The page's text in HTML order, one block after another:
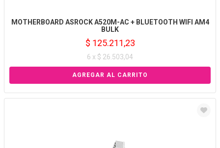
MOTHERBOARD ASROCK A520M-AC + BLUETOOTH WIFI AM4
BULK
$ 125.211,23
6 x $ 26.503,04